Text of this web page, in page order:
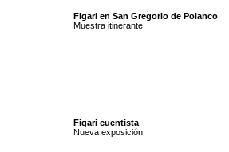
Figari en San Gregorio de Polanco
Muestra itinerante
Figari cuentista
Nueva exposición